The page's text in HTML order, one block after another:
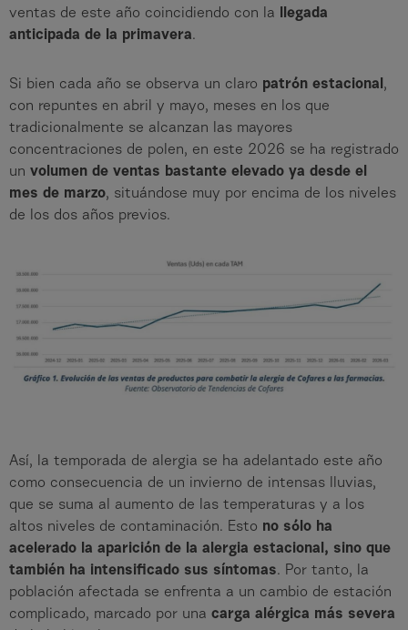
ventas de este año coincidiendo con la
llegada
anticipada de la primavera.
Si bien cada año se observa un claro patrón estacional ,
con repuntes en abril y mayo, meses en los que
tradicionalmente se alcanzan las mayores
concentraciones de polen, en este 2026 se ha registrado
un volumen de ventas bastante elevado ya desde el
mes de marzo, situándose muy por encima de los niveles
de los dos años previos.
Así, la temporada de alergia se ha adelantado este año
como consecuencia de un invierno de intensas lluvias,
que se suma al aumento de las temperaturas y a los
altos niveles de contaminación. Esto no sólo ha
acelerado la aparición de la alergia estacional, sino que
también ha intensificado sus síntomas. Por tanto, la
población afectada se enfrenta a un cambio de estación
complicado, marcado por una carga alérgica más severa